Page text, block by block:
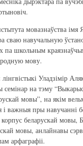
мовазнаўства імя
сваю навучальную
па школьным
родную мову.
Уладзімір
на тэму
мовы”, на якім
важныя пры навучанні
беларускай мовы,
мовы, анлайнавы
арфаграфіі.